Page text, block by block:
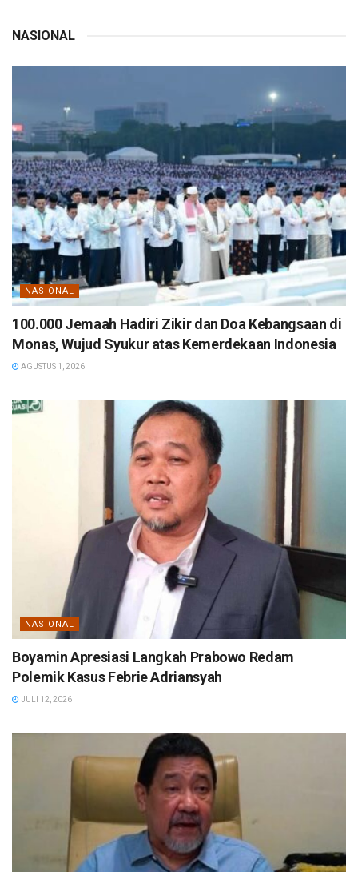
NASIONAL
NASIONAL
100.000 Jemaah Hadiri Zikir dan Doa Kebangsaan di
Monas, Wujud Syukur atas Kemerdekaan Indonesia
AGUSTUS 1, 2026
NASIONAL
Boyamin Apresiasi Langkah Prabowo Redam
Polemik Kasus Febrie Adriansyah
JULI 12, 2026